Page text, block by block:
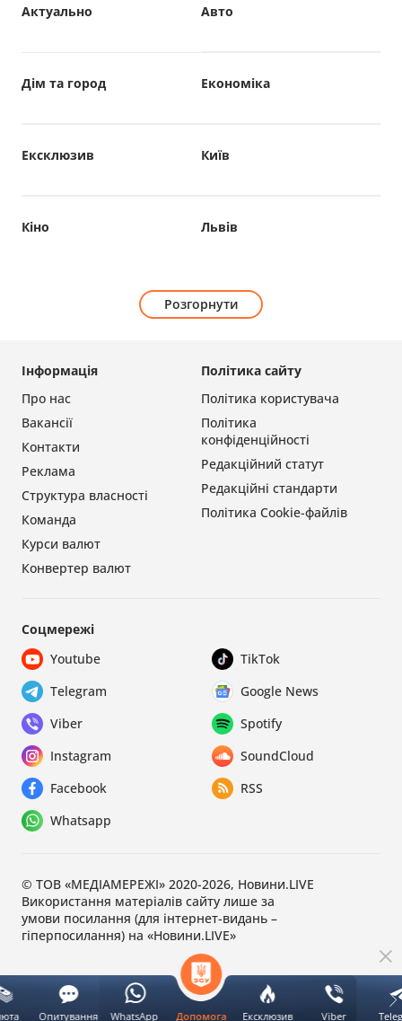
Допомога Ексклюзив Viber
Опитування WhatsApp
Авто
Актуально
Дім та город Економіка
Ексклюзив Київ
Кіно Львів
Розгорнути
Політика сайту
Політика користувача
Політика
конфіденційності
Редакційний статут
Редакційні стандарти
Політика Cookie-файлів
Інформація
Про нас
Вакансії
Контакти
Реклама
Структура власності
Команда
Курси валют
Конвертер валют
Соцмережі
Youtube
TikTok
Telegram
Google News
Viber
Spotify
Instagram
SoundCloud
Facebook
RSS
Whatsapp
© ТОВ «МЕДІАМЕРЕЖІ» 2020-2026, Новини.LIVE
Використання матеріалів сайту лише за
умови посилання (для інтернет-видань –
гіперпосилання) на «Новини.LIVE»